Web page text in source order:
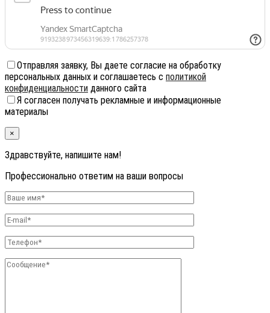
Отправляя заявку, Вы даете согласие на обработку
персональных данных и соглашаетесь с политикой
конфиденциальности данного сайта
Я согласен получать рекламные и информационные
материалы
×
Здравствуйте, напишите нам!
Профессионально ответим на ваши вопросы